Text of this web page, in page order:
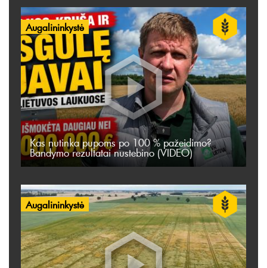
Augalininkystė
Kas nutinka pupoms po 100 % pažeidimo?
Bandymo rezultatai nustebino (VIDEO)
Augalininkystė